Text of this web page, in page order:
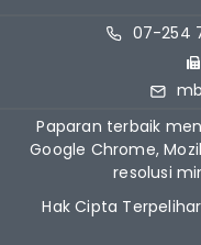
07-254
Paparan terbaik
Google Chrome,
resolusi
Hak Cipta